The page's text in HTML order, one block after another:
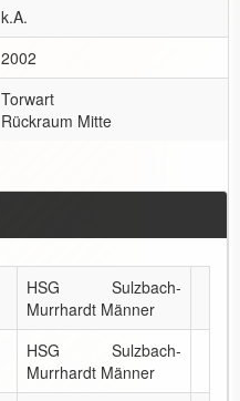
k.A.
2002
Torwart
Rückraum Mitte
HSG Sulzbach-
Murrhardt Männer
HSG Sulzbach-
Murrhardt Männer